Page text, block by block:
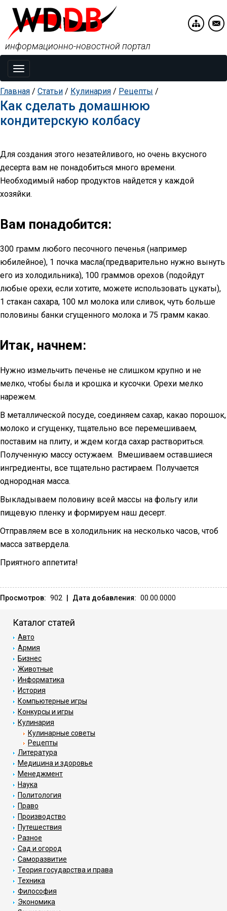
Toggle
navigation
информационно-новостной портал
Главная / Статьи / Кулинария / Рецепты /
Как сделать домашнюю
кондитерскую колбасу
Для создания этого незатейливого, но очень вкусного
десерта вам не понадобиться много времени.
Необходимый набор продуктов найдется у каждой
хозяйки.
Вам понадобится:
300 грамм любого песочного печенья (например
юбилейное), 1 почка масла(предварительно нужно вынуть
его из холодильника), 100 граммов орехов (подойдут
любые орехи, если хотите, можете использовать цукаты),
1 стакан сахара, 100 мл молока или сливок, чуть больше
половины банки сгущенного молока и 75 грамм какао.
Итак, начнем:
Нужно измельчить печенье не слишком крупно и не
мелко, чтобы была и крошка и кусочки. Орехи мелко
нарежем.
В металлической посуде, соединяем сахар, какао порошок,
молоко и сгущенку, тщательно все перемешиваем,
поставим на плиту, и ждем когда сахар раствориться.
Полученную массу остужаем. Вмешиваем оставшиеся
ингредиенты, все тщательно растираем. Получается
однородная масса.
Выкладываем половину всей массы на фольгу или
пищевую пленку и формируем наш десерт.
Отправляем все в холодильник на несколько часов, чтоб
масса затвердела.
Приятного аппетита!
Просмотров: 902 Дата добавления: 00.00.0000
Каталог статей
Авто
Армия
Бизнес
Животные
Информатика
История
Компьютерные игры
Конкурсы и игры
Кулинария
Кулинарные советы
Рецепты
Литература
Медицина и здоровье
Менеджмент
Наука
Политология
Право
Производство
Путешествия
Разное
Сад и огород
Саморазвитие
Теория государства и права
Техника
Философия
Экономика